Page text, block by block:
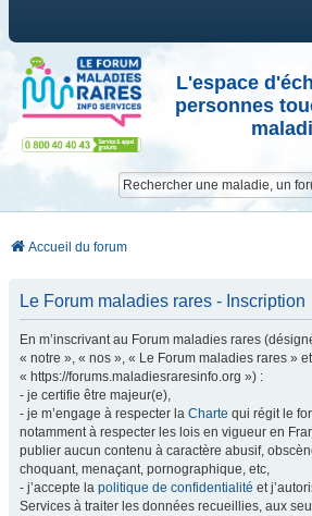
L'espace
personnes
Accueil du forum
Le Forum maladies rares - Inscription
En m’inscrivant au Forum maladies rares
« notre », « nos », « Le Forum maladies rares » et
« https://forums.maladiesraresinfo.org ») :
- je certifie être majeur(e),
- je m’engage à respecter la Charte qui régit le
notamment à respecter les lois en vigueur en
publier aucun contenu à caractère abusif,
choquant, menaçant, pornographique, etc,
- j’accepte la politique de confidentialité et
Services à traiter les données recueillies, aux